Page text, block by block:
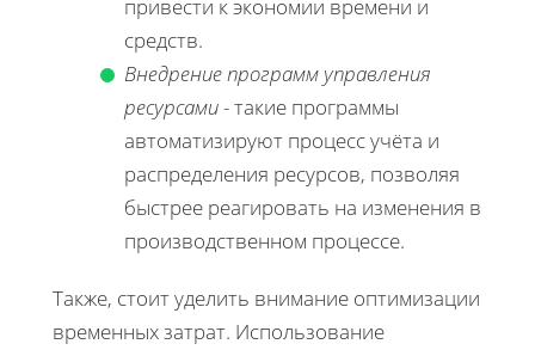
привести к экономии времени и
средств.
Внедрение программ управления
ресурсами- такие программы
автоматизируют процесс учёта и
распределения ресурсов, позволяя
быстрее реагировать на изменения в
производственном процессе.
Также, стоит уделить внимание оптимизации
временных затрат. Использование